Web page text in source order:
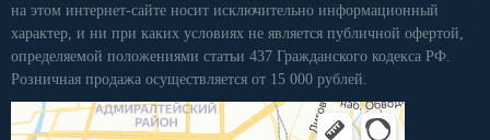
на этом интернет-сайте носит исключительно информационный
характер, и ни при каких условиях не является публичной офертой,
определяемой положениями статьи 437 Гражданского кодекса РФ.
Розничная продажа осуществляется от 15 000 рублей.